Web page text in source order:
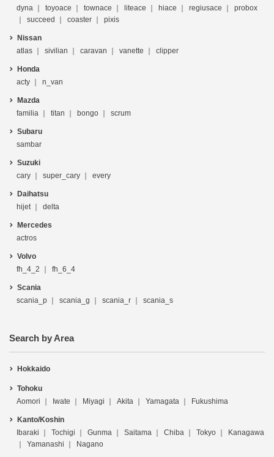
dyna
toyoace townace liteace hiace regiusace
probox
succeed
coaster pixis
Nissan
atlas
sivilian caravan vanette clipper
Honda
acty
n_van
Mazda
familia
titan bongo scrum
Subaru
sambar
Suzuki
cary
super_cary every
Daihatsu
hijet
delta
Mercedes
actros
Volvo
fh_4_2
fh_6_4
Scania
scania_p
scania_g scania_r scania_s
Search by Area
Hokkaido
Tohoku
Aomori
Iwate Miyagi Akita Yamagata Fukushima
Kanto/Koshin
Ibaraki
Tochigi Gunma Saitama Chiba Tokyo
Kanagawa
Yamanashi
Nagano